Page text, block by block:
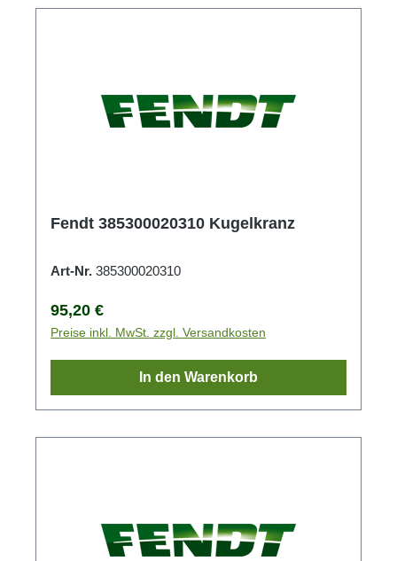
Fendt 385300020310 Kugelkranz
Art-Nr. 385300020310
Regulärer Preis:
95,20 €
Preise inkl. MwSt. zzgl. Versandkosten
In den Warenkorb